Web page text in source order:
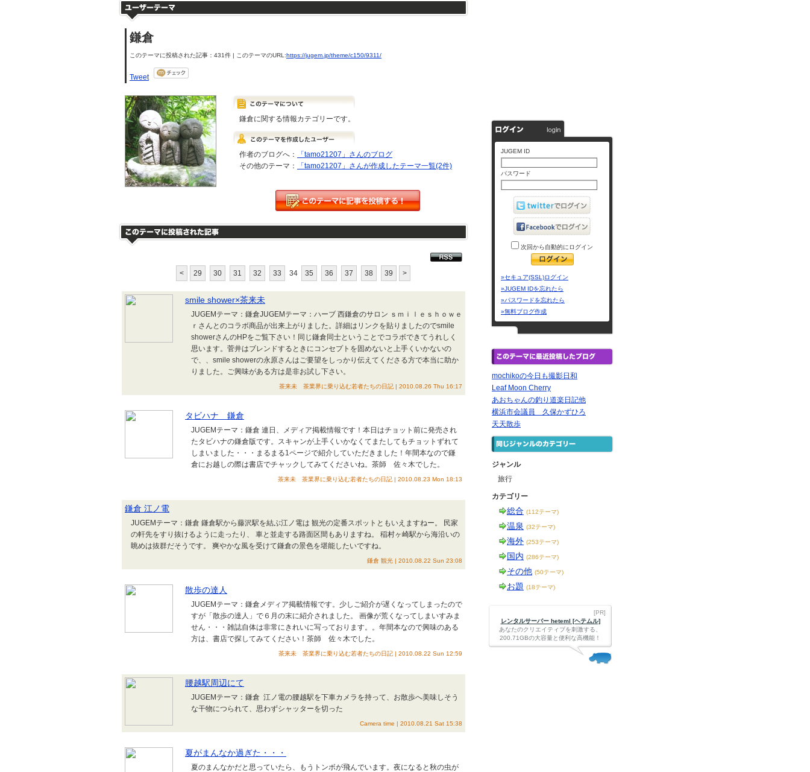
鎌倉
このテーマに投稿された記事：431件 | このテーマのURL:https://jugem.jp/theme/c150/9311/
Tweet
鎌倉に関する情報カテゴリーです。
作者のブログへ：
「tamo21207」さんのブログ
その他のテーマ：
「tamo21207」さんが作成したテーマ一覧(2件)
< 29 30 31 32 33 34 35 36 37 38 39 >
smile shower×茶来未
JUGEMテーマ：鎌倉JUGEMテーマ：ハーブ 西鎌倉のサロン ｓｍｉｌｅｓｈｏｗｅ
ｒさんとのコラボ商品が出来上がりました。詳細はリンクを貼りましたのでsmile
showerさんのHPをご覧下さい！同じ鎌倉同士ということでコラボできてうれしく
思います。菅井はブレンドするときにコンセプトを固めないと上手くいかないの
で、、smile showerの永原さんはご要望をしっかり伝えてくださる方で本当に助か
りました。ご興味がある方は是非お試し下さい。
茶来未 茶業界に乗り込む若者たちの日記 | 2010.08.26 Thu 16:17
タビハナ 鎌倉
JUGEMテーマ：鎌倉 連日、メディア掲載情報です！本日はチョット前に発売され
たタビハナの鎌倉版です。スキャンが上手くいかなくてまたしてもチョットずれて
しまいました・・・まるまる1ページで紹介していただきました！年間本なので鎌
倉にお越しの際は書店でチャックしてみてくださいね。茶師 佐々木でした。
茶来未 茶業界に乗り込む若者たちの日記 | 2010.08.23 Mon 18:13
鎌倉 江ノ電
JUGEMテーマ：鎌倉 鎌倉駅から藤沢駅を結ぶ江ノ電は 観光の定番スポットともいえますねー。 民家
の軒先をすり抜けるように走ったり、 車と並走する路面区間もありますね。 稲村ヶ崎駅から海沿いの
眺めは抜群だそうです。 爽やかな風を受けて鎌倉の景色を堪能したいですね。
鎌倉 観光 | 2010.08.22 Sun 23:08
散歩の達人
JUGEMテーマ：鎌倉メディア掲載情報です。少しご紹介が遅くなってしまったので
すが「散歩の達人」で６月の末に紹介されました。 画像が荒くなってしまいすみま
せん・・・雑誌自体は非常にきれいに写っております。。年間本なので興味のある
方は、書店で探してみてください！茶師 佐々木でした。
茶来未 茶業界に乗り込む若者たちの日記 | 2010.08.22 Sun 12:59
腰越駅周辺にて
JUGEMテーマ：鎌倉 江ノ電の腰越駅を下車カメラを持って、お散歩へ美味しそう
な干物につられて、思わずシャッターを切った
Camera time | 2010.08.21 Sat 15:38
夏がまんなか過ぎた・・・
夏のまんなかだと思っていたら、もうトンボが飛んでいます。夜になると秋の虫が
JUGEM ID
パスワード
次回から自動的にログイン
»セキュア(SSL)ログイン
»JUGEM IDを忘れたら
»パスワードを忘れたら
»無料ブログ作成
mochikoの今日も撮影日和
Leaf Moon Cherry
あおちゃんの釣り道楽日記他
横浜市会議員 久保かずひろ
天天散歩
ジャンル
旅行
カテゴリー
総合 (112テーマ)
温泉 (32テーマ)
海外 (253テーマ)
国内 (286テーマ)
その他 (50テーマ)
お題 (18テーマ)
[PR]
レンタルサーバー heteml [ヘテムル]
あなたのクリエイティブを刺激する、
200.71GBの大容量と便利な高機能！